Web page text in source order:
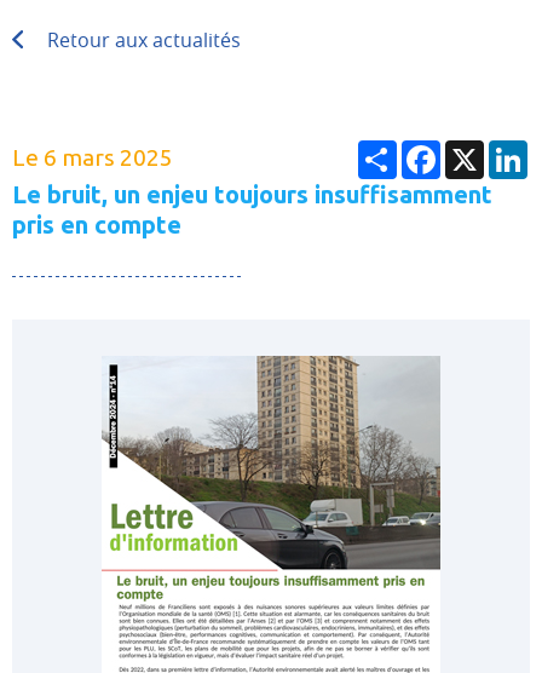
Retour aux actualités
Le 6 mars 2025 PartagerFacebook
X
Le bruit, un enjeu toujours insuffisamment
pris en compte